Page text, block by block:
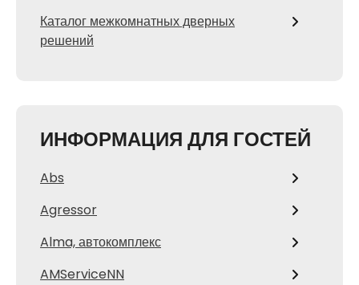
Каталог межкомнатных дверных
решений
ИНФОРМАЦИЯ ДЛЯ ГОСТЕЙ
Abs
Agressor
Alma, автокомплекс
AMServiceNN